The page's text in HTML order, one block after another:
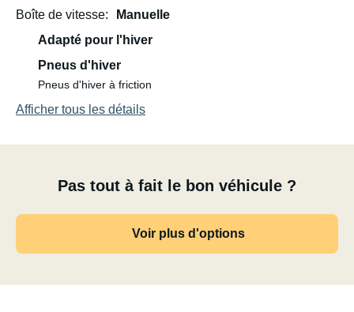
Boîte de vitesse
Manuelle
Adapté pour l'hiver
Pneus d'hiver
Pneus d'hiver à friction
Afficher tous les détails
Pas tout à fait le bon véhicule ?
Voir plus d'options